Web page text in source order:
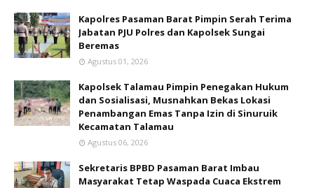
Kapolres Pasaman Barat Pimpin Serah Terima
Jabatan PJU Polres dan Kapolsek Sungai
Beremas
Agustus 01, 2026
Kapolsek Talamau Pimpin Penegakan Hukum
dan Sosialisasi, Musnahkan Bekas Lokasi
Penambangan Emas Tanpa Izin di Sinuruik
Kecamatan Talamau
Agustus 06, 2026
Sekretaris BPBD Pasaman Barat Imbau
Masyarakat Tetap Waspada Cuaca Ekstrem